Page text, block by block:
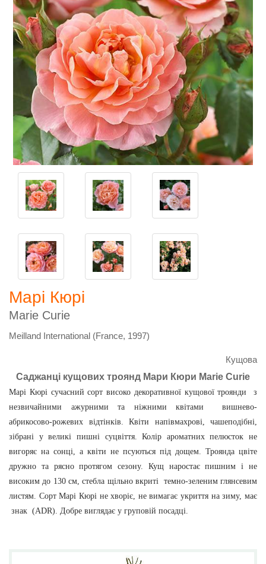
Марі Кюрі
Marie Curie
Meilland International (France, 1997)
Кущова
Саджанці кущових троянд Мари Кюри Marie Curie
Марі Кюрі сучасний сорт високо декоративної кущової троянди з
незвичайними ажурними та ніжними квітами вишнево-
абрикосово-рожевих відтінків. Квіти напівмахрові, чашеподібні,
зібрані у великі пишні суцвіття. Колір ароматних пелюсток не
вигоряє на сонці, а квіти не псуються під дощем. Троянда цвіте
дружно та рясно протягом сезону. Кущ наростає пишним і не
високим до 130 см, стебла щільно вкриті темно-зеленим глянсевим
листям. Сорт Марі Кюрі не хворіє, не вимагає укриття на зиму, має
знак (ADR). Добре виглядає у груповій посадці.